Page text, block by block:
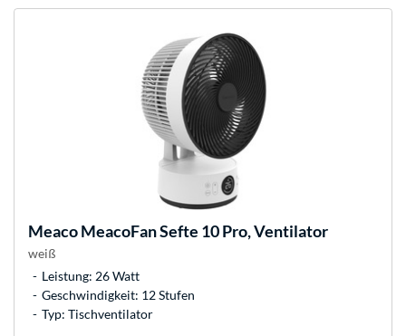
MeacoMeacoFan Sefte 10 Pro, Ventilator
weiß
Leistung: 26 Watt
Geschwindigkeit: 12 Stufen
Typ: Tischventilator